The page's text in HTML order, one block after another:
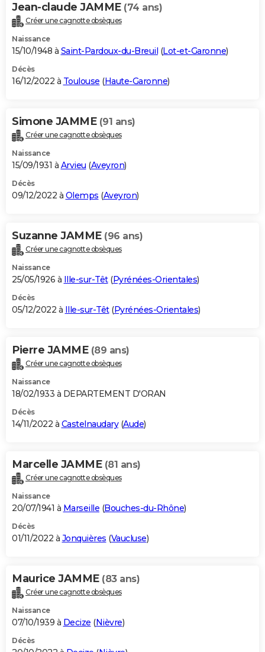
Jean-claude JAMME (74 ans)
Créer une cagnotte obsèques
Naissance
15/10/1948 à Saint-Pardoux-du-Breuil (Lot-et-Garonne)
Décès
16/12/2022 à Toulouse (Haute-Garonne)
Simone JAMME (91 ans)
Créer une cagnotte obsèques
Naissance
15/09/1931 à Arvieu (Aveyron)
Décès
09/12/2022 à Olemps (Aveyron)
Suzanne JAMME (96 ans)
Créer une cagnotte obsèques
Naissance
25/05/1926 à Ille-sur-Têt(Pyrénées-Orientales)
Décès
05/12/2022 à Ille-sur-Têt(Pyrénées-Orientales)
Pierre JAMME (89 ans)
Créer une cagnotte obsèques
Naissance
18/02/1933 à DEPARTEMENT D'ORAN
Décès
14/11/2022 à Castelnaudary(Aude)
Marcelle JAMME (81 ans)
Créer une cagnotte obsèques
Naissance
20/07/1941 à Marseille (Bouches-du-Rhône)
Décès
01/11/2022 à Jonquières (Vaucluse)
Maurice JAMME (83 ans)
Créer une cagnotte obsèques
Naissance
07/10/1939 à Decize (Nièvre)
Décès